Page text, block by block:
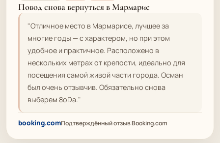
Повод снова вернуться в Мармарис
"Отличное место в Мармарисе, лучшее за
многие годы — с характером, но при этом
удобное и практичное. Расположено в
нескольких метрах от крепости, идеально для
посещения самой живой части города. Осман
был очень отзывчив. Обязательно снова
выберем 8oDa."
booking.comПодтверждённый отзыв Booking.com